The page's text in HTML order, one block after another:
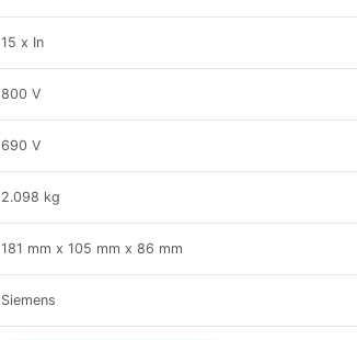
15 x In
800 V
690 V
2.098 kg
181 mm x 105 mm x 86 mm
Siemens